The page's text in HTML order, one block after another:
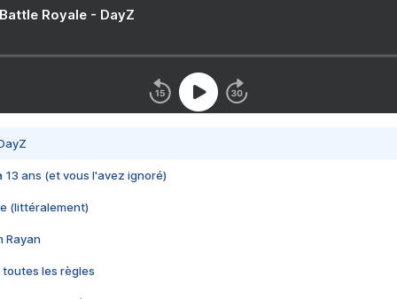
Royale - DayZ
13 ans (et vous l'avez ignoré)
(littéralement)
Rayan
toutes les règles